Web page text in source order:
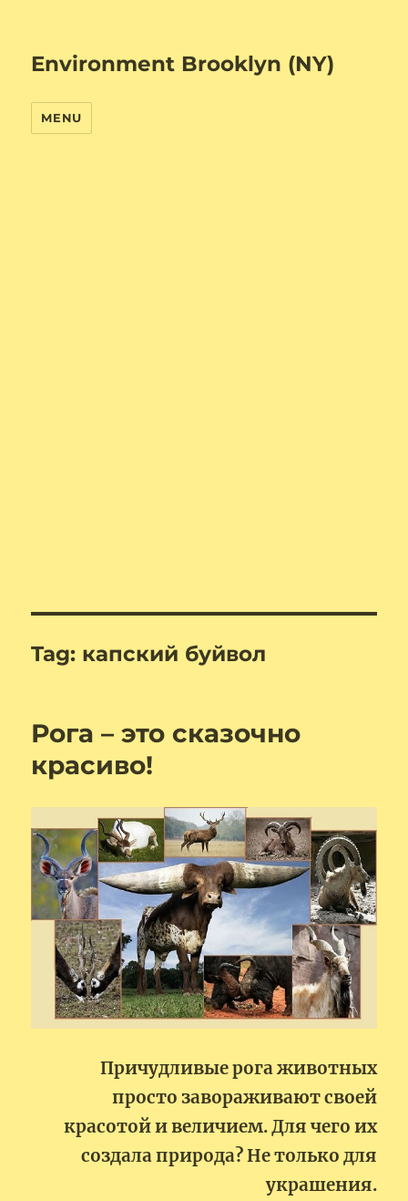
Environment Brooklyn (NY)
MENU
Tag: капский буйвол
Рога – это сказочно
красиво!
Причудливые рога животных
просто завораживают своей
красотой и величием. Для чего их
создала природа? Не только для
украшения.